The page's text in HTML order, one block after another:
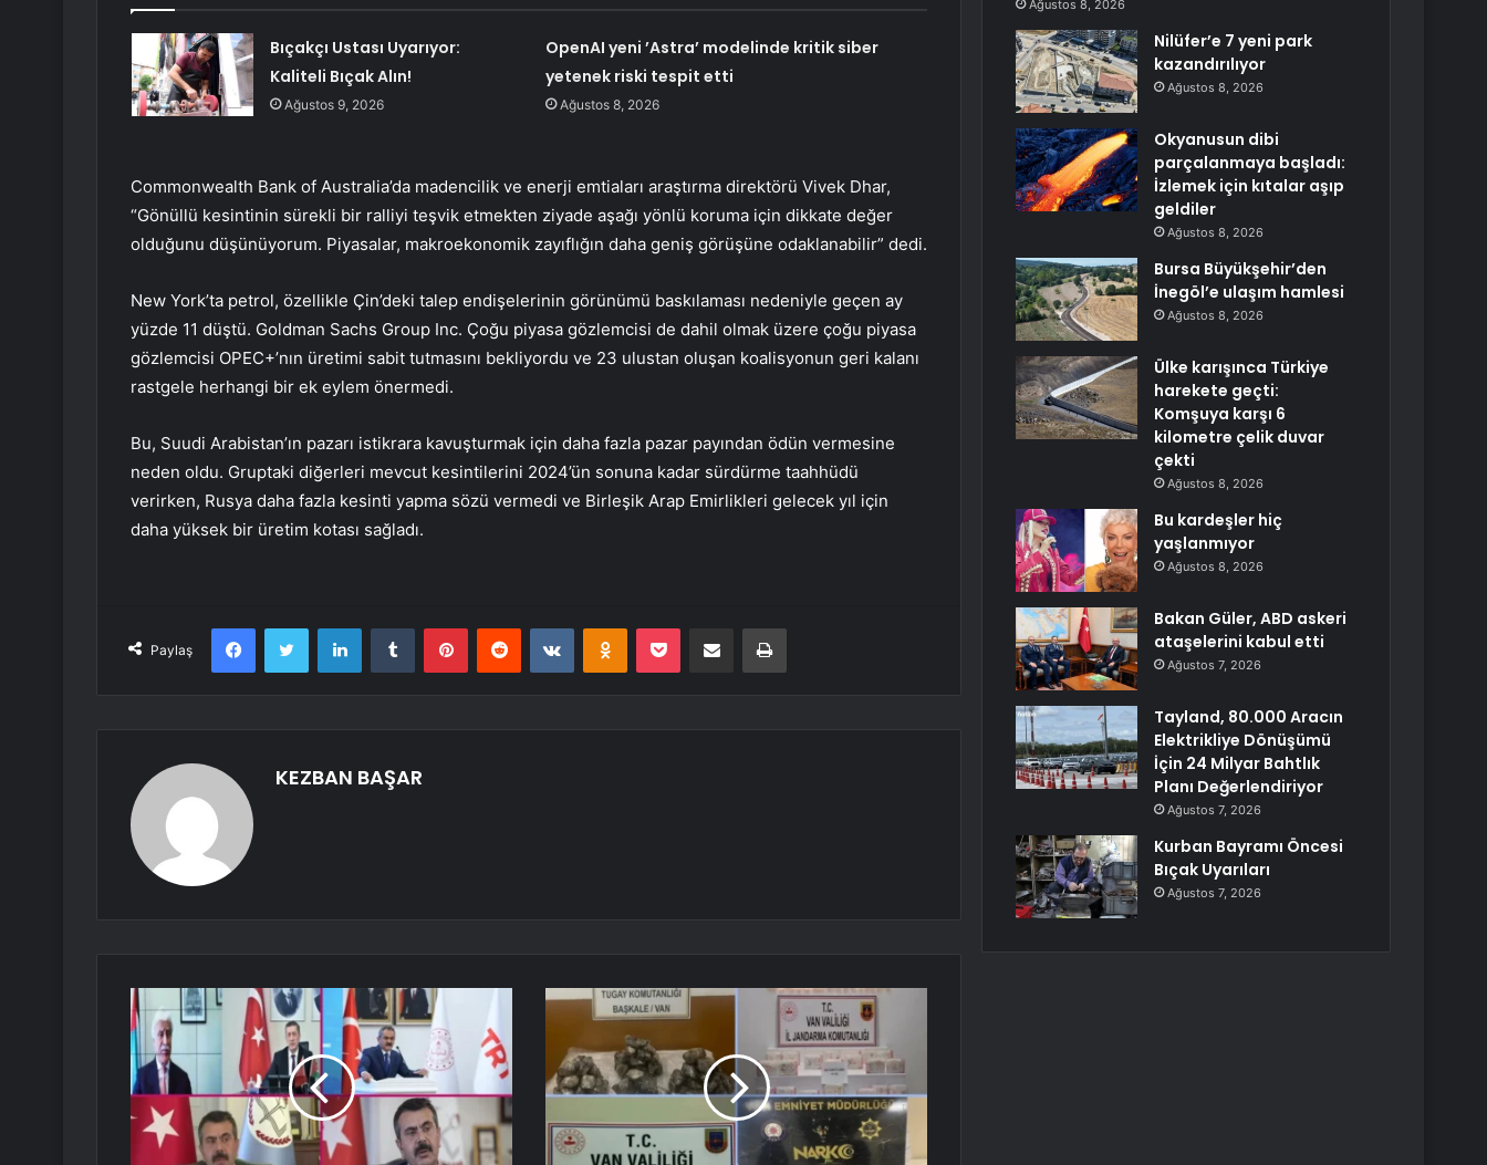
Bıçakçı Ustası Uyarıyor:
Kaliteli Bıçak Alın!
Ağustos 9, 2026
OpenAI yeni ’Astra’ modelinde kritik siber
yetenek riski tespit etti
Ağustos 8, 2026
Commonwealth Bank of Australia’da madencilik ve enerji emtiaları araştırma direktörü Vivek Dhar,
“Gönüllü kesintinin sürekli bir ralliyi teşvik etmekten ziyade aşağı yönlü koruma için dikkate değer
olduğunu düşünüyorum. Piyasalar, makroekonomik zayıflığın daha geniş görüşüne odaklanabilir” dedi.
New York’ta petrol, özellikle Çin’deki talep endişelerinin görünümü baskılaması nedeniyle geçen ay
yüzde 11 düştü. Goldman Sachs Group Inc. Çoğu piyasa gözlemcisi de dahil olmak üzere çoğu piyasa
gözlemcisi OPEC+’nın üretimi sabit tutmasını bekliyordu ve 23 ulustan oluşan koalisyonun geri kalanı
rastgele herhangi bir ek eylem önermedi.
Bu, Suudi Arabistan’ın pazarı istikrara kavuşturmak için daha fazla pazar payından ödün vermesine
neden oldu. Gruptaki diğerleri mevcut kesintilerini 2024’ün sonuna kadar sürdürme taahhüdü
verirken, Rusya daha fazla kesinti yapma sözü vermedi ve Birleşik Arap Emirlikleri gelecek yıl için
daha yüksek bir üretim kotası sağladı.
Paylaş
FacebookTwitter LinkedInTumblr PinterestReddit VKontakteOdnoklassniki
Pocket E-Posta ile paylaş Yazdır
KEZBAN BAŞAR
Ağustos 8, 2026
Nilüfer’e 7 yeni park
kazandırılıyor
Ağustos 8, 2026
Okyanusun dibi
parçalanmaya başladı:
İzlemek için kıtalar aşıp
geldiler
Ağustos 8, 2026
Bursa Büyükşehir’den
İnegöl’e ulaşım hamlesi
Ağustos 8, 2026
Ülke karışınca Türkiye
harekete geçti:
Komşuya karşı 6
kilometre çelik duvar
çekti
Ağustos 8, 2026
Bu kardeşler hiç
yaşlanmıyor
Ağustos 8, 2026
Bakan Güler, ABD askeri
ataşelerini kabul etti
Ağustos 7, 2026
Tayland, 80.000 Aracın
Elektrikliye Dönüşümü
İçin 24 Milyar Bahtlık
Planı Değerlendiriyor
Ağustos 7, 2026
Kurban Bayramı Öncesi
Bıçak Uyarıları
Ağustos 7, 2026